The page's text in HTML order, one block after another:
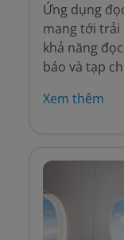
Ứng dụng
mang tới trải
khả năng
báo và tạp
Xem thêm